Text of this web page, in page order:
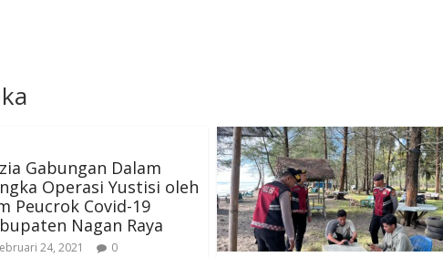
Gabungan Dalam
Operasi Yustisi oleh
Peucrok Covid-19
Nagan Raya
24, 2021 0